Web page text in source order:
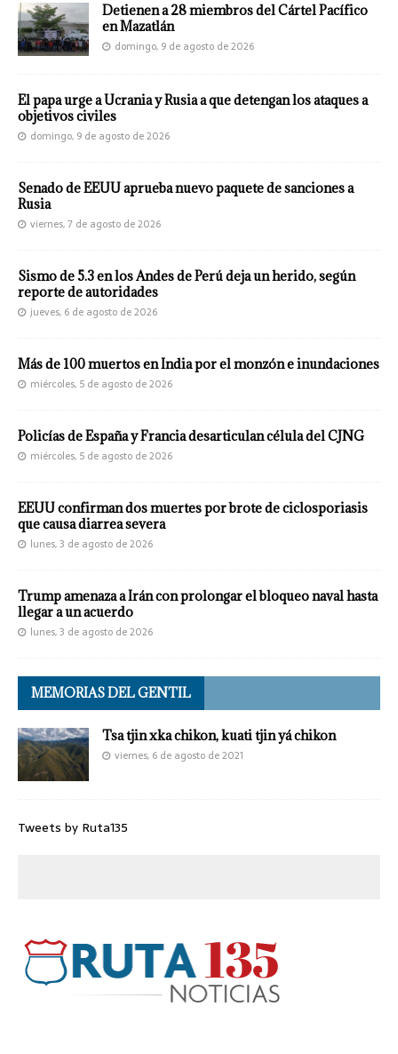
Detienen a 28 miembros del Cártel Pacífico
en Mazatlán
domingo, 9 de agosto de 2026
El papa urge a Ucrania y Rusia a que detengan los ataques a
objetivos civiles
domingo, 9 de agosto de 2026
Senado de EEUU aprueba nuevo paquete de sanciones a
Rusia
viernes, 7 de agosto de 2026
Sismo de 5.3 en los Andes de Perú deja un herido, según
reporte de autoridades
jueves, 6 de agosto de 2026
Más de 100 muertos en India por el monzón e inundaciones
miércoles, 5 de agosto de 2026
Policías de España y Francia desarticulan célula del CJNG
miércoles, 5 de agosto de 2026
EEUU confirman dos muertes por brote de ciclosporiasis
que causa diarrea severa
lunes, 3 de agosto de 2026
Trump amenaza a Irán con prolongar el bloqueo naval hasta
llegar a un acuerdo
lunes, 3 de agosto de 2026
MEMORIAS DEL GENTIL
Tsa tjin xka chikon, kuati tjin yá chikon
viernes, 6 de agosto de 2021
Tweets by Ruta135